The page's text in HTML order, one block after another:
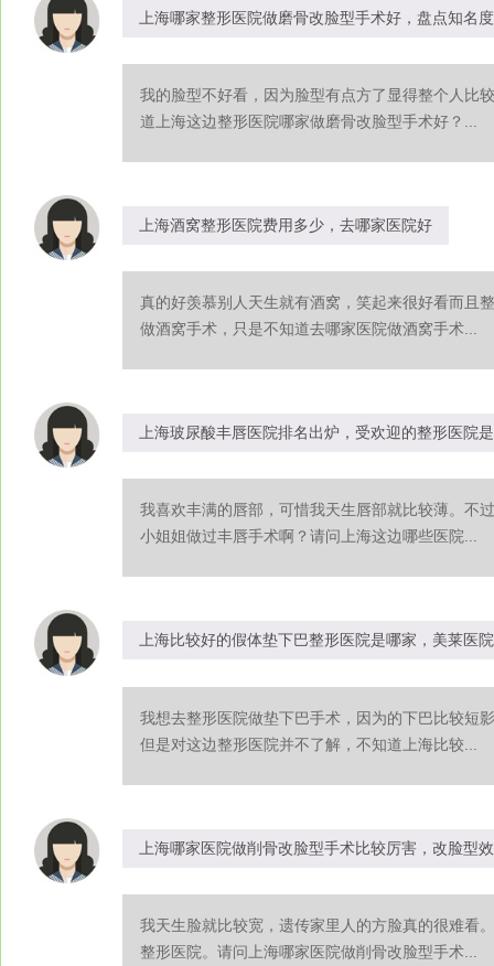
上海哪家整形医院做磨骨改脸型手术好，盘点知名
我的脸型不好看，因为脸型有点方了显得整个人比
道上海这边整形医院哪家做磨骨改脸型手术好？...
上海酒窝整形医院费用多少，去哪家医院好
真的好羡慕别人天生就有酒窝，笑起来很好看而且
做酒窝手术，只是不知道去哪家医院做酒窝手术...
上海玻尿酸丰唇医院排名出炉，受欢迎的整形医院
我喜欢丰满的唇部，可惜我天生唇部就比较薄。不
小姐姐做过丰唇手术啊？请问上海这边哪些医院...
上海比较好的假体垫下巴整形医院是哪家，美莱医
我想去整形医院做垫下巴手术，因为的下巴比较短
但是对这边整形医院并不了解，不知道上海比较...
上海哪家医院做削骨改脸型手术比较厉害，改脸型
我天生脸就比较宽，遗传家里人的方脸真的很难看
整形医院。请问上海哪家医院做削骨改脸型手术...